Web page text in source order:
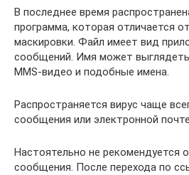
В последнее время
программа, которая отличается
маскировки. Файл имеет вид
сообщений. Имя может выглядеть
MMS-видео и подобные имена.
Распространяется вирус чаще
сообщения или электронной
Настоятельно не рекомендуется
сообщения. После перехода по